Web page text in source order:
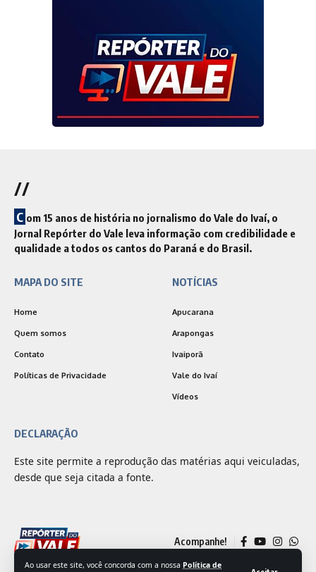
Ao usar este site, você concorda com a nossa Política de
//
C om 15 anos de história no jornalismo do Vale do Ivaí, o
Jornal Repórter do Vale leva informação com credibilidade e
qualidade a todos os cantos do Paraná e do Brasil.
MAPA DO SITE
Home
Quem somos
Contato
Políticas de Privacidade
NOTÍCIAS
Apucarana
Arapongas
Ivaiporã
Vale do Ivaí
Vídeos
DECLARAÇÃO
Este site permite a reprodução das matérias aqui veiculadas,
desde que seja citada a fonte.
Acompanhe!